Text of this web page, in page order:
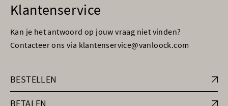
Klantenservice
Kan je het antwoord op jouw vraag niet vinden?
Contacteer ons via klantenservice@vanloock.com
BESTELLEN
BETALEN